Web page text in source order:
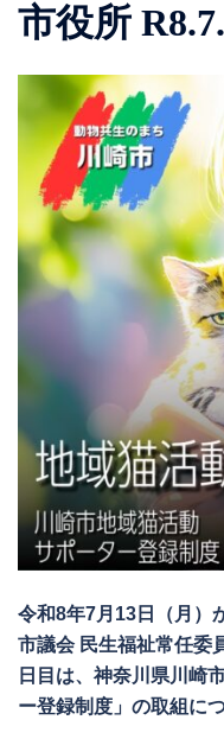
市役所
令和8年7月13日（月）
市議会 民生福祉常任委
日目は、神奈川県川崎
ー登録制度」の取組に